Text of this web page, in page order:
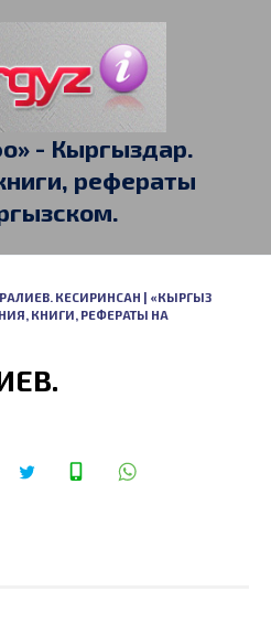
- Кыргыздар.
рефераты
ЭРАЛИЕВ. КЕСИРИНСАН | «КЫРГЫЗ
КНИГИ, РЕФЕРАТЫ НА